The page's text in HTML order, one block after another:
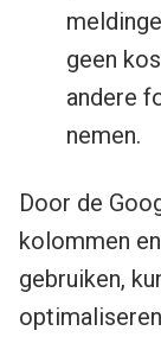
geen
andere
nemen.
Door de
kolommen
gebruiken,